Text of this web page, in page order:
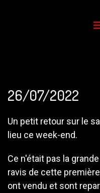
26/07/2022
Un petit retour sur le
lieu ce week-end.
Ce n'était pas la
ravis de cette
ont vendu et sont